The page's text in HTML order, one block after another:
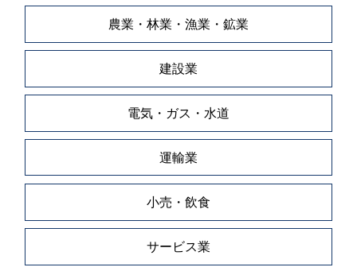
農業・林業・漁業・鉱業
建設業
電気・ガス・水道
運輸業
小売・飲食
サービス業